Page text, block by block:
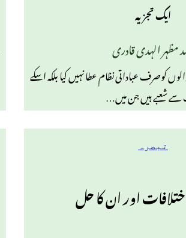
ایک تجزیہ
مظہر الہدی قادری
کوصرف عباداتی نظام عطا نہیں کیا بلکہ اسکے
شعبے ہیں جن میں…
تبصرہ
اور ان کا حل